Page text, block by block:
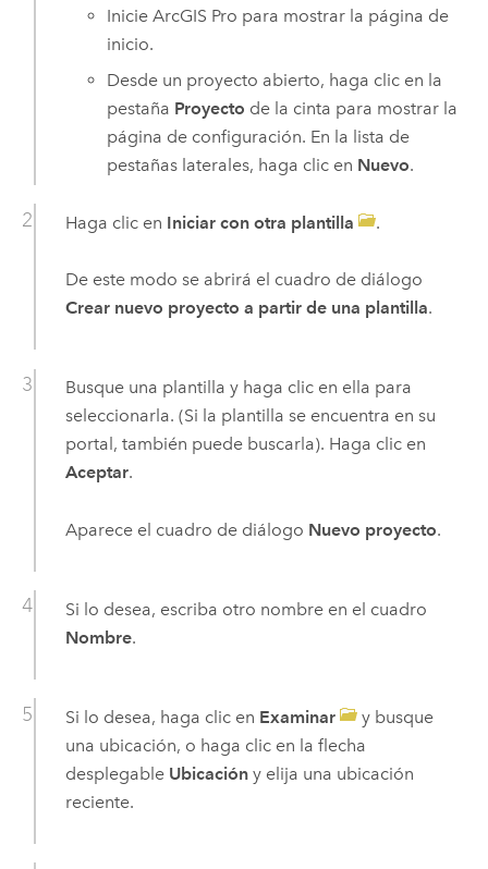
InicieArcGIS Pro para mostrar la página de
inicio.
Desde un proyecto abierto, haga clic en la
pestaña Proyecto de la cinta para mostrar la
página de configuración. En la lista de
pestañas laterales, haga clic en Nuevo.
Haga clic en Iniciar con otra plantilla .
De este modo se abrirá el cuadro de diálogo
Crear nuevo proyecto a partir de una plantilla.
Busque una plantilla y haga clic en ella para
seleccionarla. (Si la plantilla se encuentra en su
portal, también puede buscarla). Haga clic en
Aceptar.
Aparece el cuadro de diálogo Nuevo proyecto.
Si lo desea, escriba otro nombre en el cuadro
Nombre.
Si lo desea, haga clic en Examinar
y busque
una ubicación, o haga clic en la flecha
desplegable Ubicacióny elija una ubicación
reciente.